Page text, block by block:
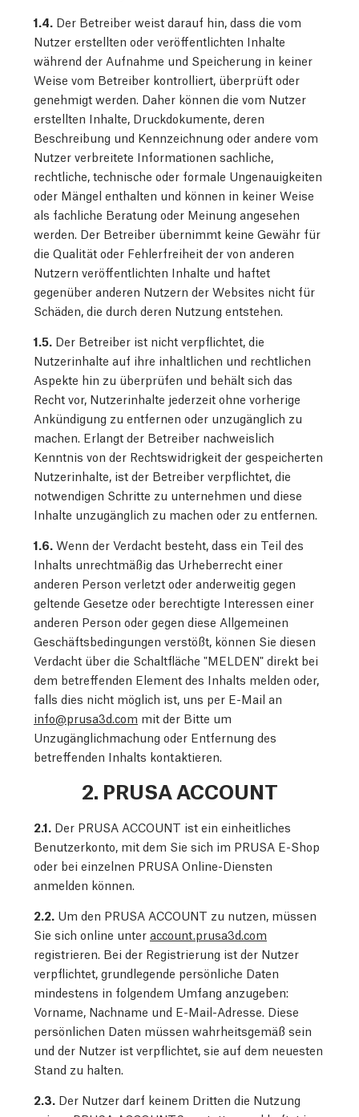
1.4. Der Betreiber weist darauf hin, dass die vom
Nutzer erstellten oder veröffentlichten Inhalte
während der Aufnahme und Speicherung in keiner
Weise vom Betreiber kontrolliert, überprüft oder
genehmigt werden. Daher können die vom Nutzer
erstellten Inhalte, Druckdokumente, deren
Beschreibung und Kennzeichnung oder andere vom
Nutzer verbreitete Informationen sachliche,
rechtliche, technische oder formale Ungenauigkeiten
oder Mängel enthalten und können in keiner Weise
als fachliche Beratung oder Meinung angesehen
werden. Der Betreiber übernimmt keine Gewähr für
die Qualität oder Fehlerfreiheit der von anderen
Nutzern veröffentlichten Inhalte und haftet
gegenüber anderen Nutzern der Websites nicht für
Schäden, die durch deren Nutzung entstehen.
1.5. Der Betreiber ist nicht verpflichtet, die
Nutzerinhalte auf ihre inhaltlichen und rechtlichen
Aspekte hin zu überprüfen und behält sich das
Recht vor, Nutzerinhalte jederzeit ohne vorherige
Ankündigung zu entfernen oder unzugänglich zu
machen. Erlangt der Betreiber nachweislich
Kenntnis von der Rechtswidrigkeit der gespeicherten
Nutzerinhalte, ist der Betreiber verpflichtet, die
notwendigen Schritte zu unternehmen und diese
Inhalte unzugänglich zu machen oder zu entfernen.
1.6. Wenn der Verdacht besteht, dass ein Teil des
Inhalts unrechtmäßig das Urheberrecht einer
anderen Person verletzt oder anderweitig gegen
geltende Gesetze oder berechtigte Interessen einer
anderen Person oder gegen diese Allgemeinen
Geschäftsbedingungen verstößt, können Sie diesen
Verdacht über die Schaltfläche "MELDEN" direkt bei
dem betreffenden Element des Inhalts melden oder,
falls dies nicht möglich ist, uns per E-Mail an
info@prusa3d.com mit der Bitte um
Unzugänglichmachung oder Entfernung des
betreffenden Inhalts kontaktieren.
2. PRUSA ACCOUNT
2.1. Der PRUSA ACCOUNT ist ein einheitliches
Benutzerkonto, mit dem Sie sich im PRUSA E-Shop
oder bei einzelnen PRUSA Online-Diensten
anmelden können.
2.2. Um den PRUSA ACCOUNT zu nutzen, müssen
Sie sich online unter account.prusa3d.com
registrieren. Bei der Registrierung ist der Nutzer
verpflichtet, grundlegende persönliche Daten
mindestens in folgendem Umfang anzugeben:
Vorname, Nachname und E-Mail-Adresse. Diese
persönlichen Daten müssen wahrheitsgemäß sein
und der Nutzer ist verpflichtet, sie auf dem neuesten
Stand zu halten.
2.3. Der Nutzer darf keinem Dritten die Nutzung